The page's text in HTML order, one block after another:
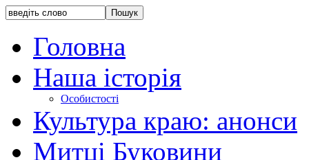
Головна
Наша історія
Особистості
Культура краю: анонси
Митці Буковини